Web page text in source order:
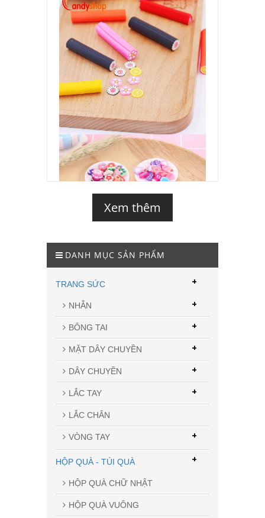
Bước 2 : sơn 1 lớp nền lên móng tay cho
phù hợp với họa tiết
Xem thêm
DANH MỤC SẢN PHẨM
TRANG SỨC
NHẪN +
BÔNG TAI +
MẶT DÂY CHUYỀN +
DÂY CHUYỀN +
LẮC TAY +
LẮC CHÂN
VÒNG TAY +
+
HỘP QUÀ - TÚI QUÀ
HỘP QUÀ CHỮ NHẬT
HỘP QUÀ VUÔNG
+